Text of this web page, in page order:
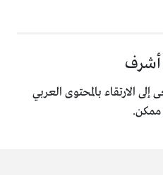
أشرف
الارتقاء بالمحتوى العربي
ممكن.